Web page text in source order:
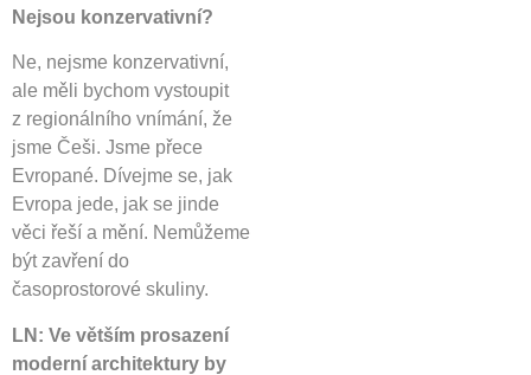
Nejsou konzervativní?
Ne, nejsme konzervativní,
ale měli bychom vystoupit
z regionálního vnímání, že
jsme Češi. Jsme přece
Evropané. Dívejme se, jak
Evropa jede, jak se jinde
věci řeší a mění. Nemůžeme
být zavření do
časoprostorové skuliny.
LN: Ve větším prosazení
moderní architektury by